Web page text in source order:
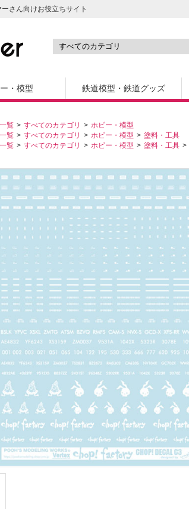
さん向けお役立ちサイト
・模型 鉄道模型・鉄道グッズ
覧 すべてのカテゴリ
ホビー・模型
覧 すべてのカテゴリ ホビー・模型
塗料・工具
覧 すべてのカテゴリ ホビー・模型 塗料・工具